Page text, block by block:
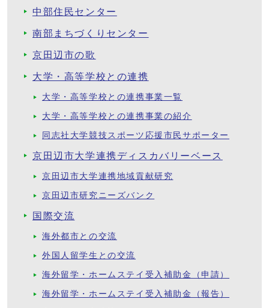
中部住民センター
南部まちづくりセンター
京田辺市の歌
大学・高等学校との連携
大学・高等学校との連携事業一覧
大学・高等学校との連携事業の紹介
同志社大学競技スポーツ応援市民サポーター
京田辺市大学連携ディスカバリーベース
京田辺市大学連携地域貢献研究
京田辺市研究ニーズバンク
国際交流
海外都市との交流
外国人留学生との交流
海外留学・ホームステイ受入補助金（申請）
海外留学・ホームステイ受入補助金（報告）